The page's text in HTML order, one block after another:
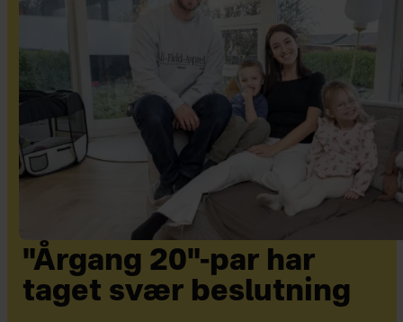
"Årgang 20"-par har
taget svær beslutning